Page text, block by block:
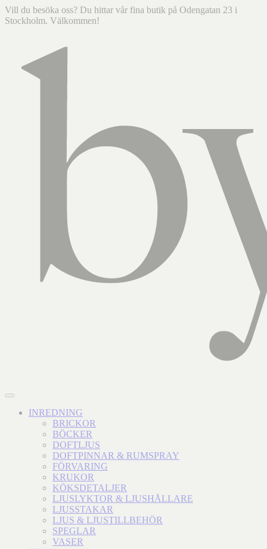
Vill du besöka oss? Du hittar vår fina butik på Odengatan 23 i
Stockholm. Välkommen!
INREDNING
BRICKOR
BÖCKER
DOFTLJUS
DOFTPINNAR & RUMSPRAY
FÖRVARING
KRUKOR
KÖKSDETALJER
LJUSLYKTOR & LJUSHÅLLARE
LJUSSTAKAR
LJUS & LJUSTILLBEHÖR
SPEGLAR
VASER